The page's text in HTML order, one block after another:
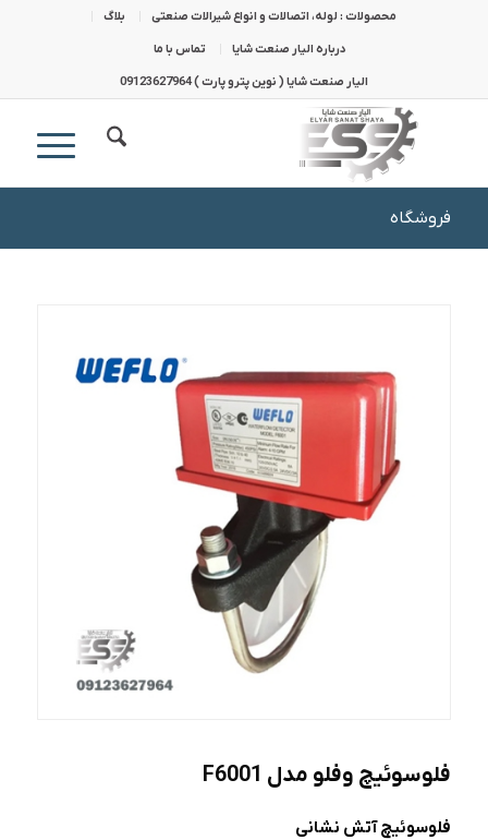
محصولات : لوله، اتصالات و انواع شیرالات صنعتی بلاگ
درباره الیار صنعت شایا تماس با ما
الیار صنعت شایا ( نوین پترو پارت ) 09123627964
فروشگاه
فلوسوئیچ وفلو مدل F6001
فلوسوئیچ آتش نشانی